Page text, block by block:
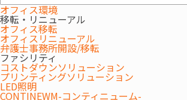
オフィス環境
移転・リニューアル
オフィス移転
オフィスリニューアル
弁護士事務所開設/移転
ファシリティ
コストダウンソリューション
プリンティングソリューション
LED照明
CONTINEWM-コンティニューム-